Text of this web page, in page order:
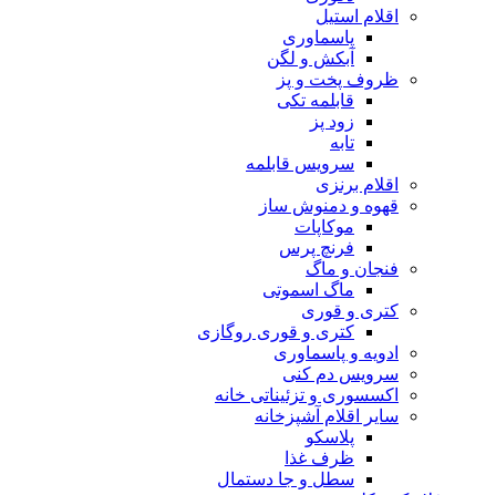
اقلام استیل
پاسماوری
آبکش و لگن
ظروف پخت و پز
قابلمه تکی
زود پز
تابه
سرویس قابلمه
اقلام برنزی
قهوه و دمنوش ساز
موکاپات
فرنچ پرس
فنجان و ماگ
ماگ اسموتی
کتری و قوری
کتری و قوری روگازی
ادویه و پاسماوری
سرویس دم کنی
اکسسوری و تزئیناتی خانه
سایر اقلام آشپزخانه
پلاسکو
ظرف غذا
سطل و جا دستمال